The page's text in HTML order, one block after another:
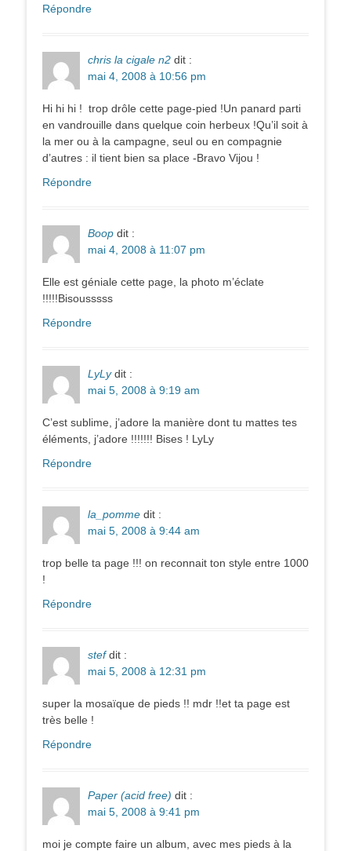
Répondre
chris la cigale n2 dit :
mai 4, 2008 à 10:56 pm
Hi hi hi ! trop drôle cette page-pied !Un panard parti
en vandrouille dans quelque coin herbeux !Qu’il soit à
la mer ou à la campagne, seul ou en compagnie
d’autres : il tient bien sa place -Bravo Vijou !
Répondre
Boop dit :
mai 4, 2008 à 11:07 pm
Elle est géniale cette page, la photo m’éclate
!!!!!Bisousssss
Répondre
LyLy dit :
mai 5, 2008 à 9:19 am
C’est sublime, j’adore la manière dont tu mattes tes
éléments, j’adore !!!!!!! Bises ! LyLy
Répondre
la_pomme dit :
mai 5, 2008 à 9:44 am
trop belle ta page !!! on reconnait ton style entre 1000
!
Répondre
stef dit :
mai 5, 2008 à 12:31 pm
super la mosaïque de pieds !! mdr !!et ta page est
très belle !
Répondre
Paper (acid free) dit :
mai 5, 2008 à 9:41 pm
moi je compte faire un album, avec mes pieds à la